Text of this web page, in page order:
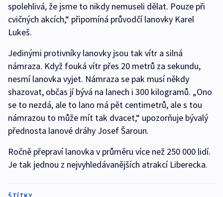
spolehlivá, že jsme to nikdy nemuseli dělat. Pouze při
cvičných akcích,“ připomíná průvodčí lanovky Karel
Lukeš.
Jedinými protivníky lanovky jsou tak vítr a silná
námraza. Když fouká vítr přes 20 metrů za sekundu,
nesmí lanovka vyjet. Námraza se pak musí někdy
shazovat, občas jí bývá na lanech i 300 kilogramů. „Ono
se to nezdá, ale to lano má pět centimetrů, ale s tou
námrazou to může mít tak dvacet,“ upozorňuje bývalý
přednosta lanové dráhy Josef Šaroun.
Ročně přepraví lanovka v průměru více než 250 000 lidí.
Je tak jednou z nejvyhledávanějších atrakcí Liberecka.